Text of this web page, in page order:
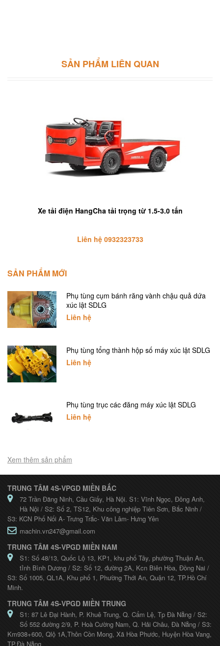
SẢN PHẨM LIÊN QUAN
Xe tải điện HangCha tải trọng từ 1.5-3.0 tấn
Liên hệ 0932323733
SẢN PHẨM MỚI
Phụ tùng cụm bánh răng vành chậu quả dứa
xúc lật SDLG
Liên hệ
Phụ tùng tổng thành hộp số máy xúc lật SDLG
Liên hệ
Phụ tùng trục các đăng máy xúc lật SDLG
Liên hệ
Xem thêm sản phẩm
TRUNG TÂM 4S-VPGD MIỀN BẮC
72 Trần Đăng Ninh, Cầu Giấy, Hà Nội. S1: Vĩnh Ngọc, Đông Anh,
Hà Nội / S2: Số 2, TS12, Khu công nghiệp Tiên Sơn, Bắc Ninh /
S3: KCN Phố Nối A- Trưng Trắc- Văn Lâm- Hưng Yên
machin.vn247@gmail.com
TRUNG TÂM 4S-VPGD MIỀN NAM
S1: Số 48/13, Quốc Lộ 13, KP1, khu phố Tây, phường Thuận An,
tỉnh Bình Dương / S2: Số 12, đường 2A, Kcn Biên Hòa, Đồng Nai /
S3: Số 1005, QL1A, Khu phố 1, Phường Thới An, Quận 12, TP.Hồ Chí
Minh.
TRUNG TÂM 4S-VPGD MIỀN TRUNG
S1: 87 Lê Đại Hành, P. Khuê Trung, Q. Cẩm Lệ, Tp Đà Nẵng / S2:
Số 552 đường 2/9, P. Hoà Cường Nam, Q. Hải Châu, Đà Nẵng / S3:
Km938+600, Qlộ 1A,Thôn Cồn Mong, Xã Hòa Phước, Huyện Hòa Vang,
TP.Đà Nẵng